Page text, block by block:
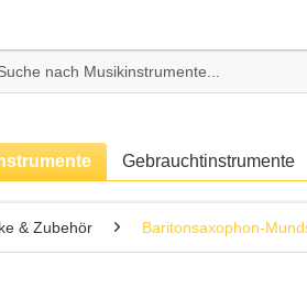
Gebrauchtinstrumente
& Zubehör Baritonsaxophon-